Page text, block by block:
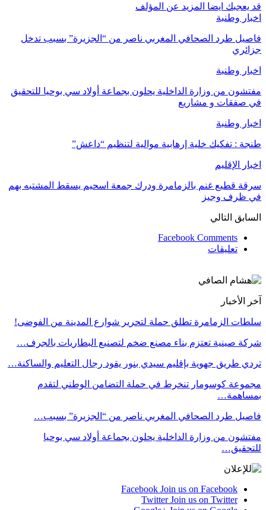
قد يعجبك ايضا المزيد عن المؤلف
اخبار وطنبة
فاصيل طرد الصحافي المغربي ناصر من “الجزيرة” بسبب تدخل
جزائري
اخبار وطنبة
مفتشون من وزارة الداخلية يحلون بجماعة أولاد سي بوحيا للتحقيق
في صفقات و مشاريع
اخبار وطنبة
طنجة : تفكيك خلية إرهابية موالية لتنظيم “داعش”
اخبار الإقليم
سرقة قطيع غنم بالزمامرة ودرك جمعة اسحيم يسقط المشتبه بهم
في ظرف وجيز
السابق التالي
Facebook Comments
تعليقات
آخر الأخبار
سلطات الزمامرة تطلق حملة لتحرير شوارع المدينة من الفوضى!
شركة صينية تعتزم بناء مصنع ضخم لتصنيع البطاريات بالجرف…
تردي طريق جهوية بإقليم سيدي بنور يقود رجال التعليم والساكنة…
مجموعة كوسومار تنخرط في حملة التضامن الوطني لتقدم
بمساهمة…
فاصيل طرد الصحافي المغربي ناصر من “الجزيرة” بسبب…
مفتشون من وزارة الداخلية يحلون بجماعة أولاد سي بوحيا
للتحقيق…
Facebook Join us on Facebook
Twitter Join us on Twitter